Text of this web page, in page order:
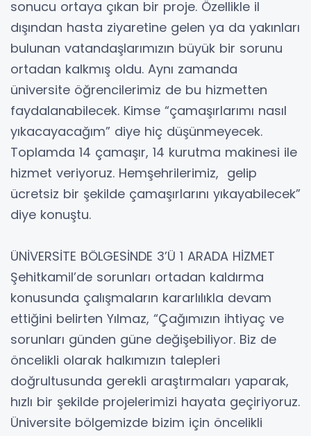
sonucu ortaya çıkan bir proje. Özellikle il
dışından hasta ziyaretine gelen ya da yakınları
bulunan vatandaşlarımızın büyük bir sorunu
ortadan kalkmış oldu. Aynı zamanda
üniversite öğrencilerimiz de bu hizmetten
faydalanabilecek. Kimse “çamaşırlarımı nasıl
yıkacayacağım” diye hiç düşünmeyecek.
Toplamda 14 çamaşır, 14 kurutma makinesi ile
hizmet veriyoruz. Hemşehrilerimiz, gelip
ücretsiz bir şekilde çamaşırlarını yıkayabilecek”
diye konuştu.
ÜNİVERSİTE BÖLGESİNDE 3’Ü 1 ARADA HİZMET
Şehitkamil’de sorunları ortadan kaldırma
konusunda çalışmaların kararlılıkla devam
ettiğini belirten Yılmaz, “Çağımızın ihtiyaç ve
sorunları günden güne değişebiliyor. Biz de
öncelikli olarak halkımızın talepleri
doğrultusunda gerekli araştırmaları yaparak,
hızlı bir şekilde projelerimizi hayata geçiriyoruz.
Üniversite bölgemizde bizim için öncelikli